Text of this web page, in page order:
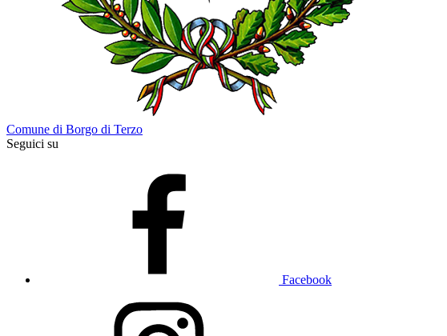
Comune di Borgo di Terzo
Seguici su
Facebook